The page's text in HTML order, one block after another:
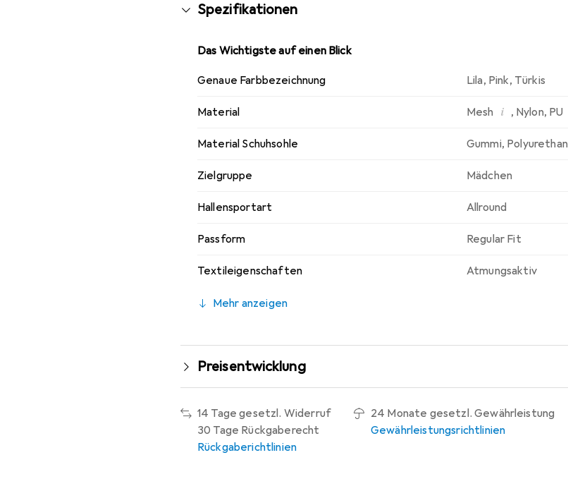
Spezifikationen
Das Wichtigste auf einen Blick
Genaue Farbbezeichnung Lila, Pink, Türkis
Material Mesh i , Nylon, PU
Material Schuhsohle Gummi, Polyurethan
Zielgruppe Mädchen
Hallensportart Allround
Passform Regular Fit
Textileigenschaften Atmungsaktiv
Mehr anzeigen
Preisentwicklung
14 Tage gesetzl. Widerruf
30 Tage Rückgaberecht
Rückgaberichtlinien
24 Monate gesetzl. Gewährleistung
Gewährleistungsrichtlinien